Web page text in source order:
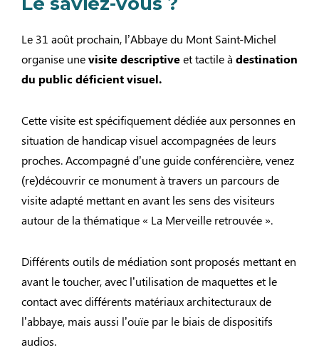
Le 31 août prochain, l’Abbaye du Mont Saint-Michel
organise unevisite descriptiveet tactile à destination
du public déficient visuel.
Cette visite est spécifiquement dédiée aux personnes en
situation de handicap visuel accompagnées de leurs
proches. Accompagné d’une guide conférencière, venez
(re)découvrir ce monument à travers un parcours de
visite adapté mettant en avant les sens des visiteurs
autour de la thématique « La Merveille retrouvée ».
Différents outils de médiation sont proposés mettant en
avant le toucher, avec l’utilisation de maquettes et le
contact avec différents matériaux architecturaux de
l’abbaye, mais aussi l’ouïe par le biais de dispositifs
audios.